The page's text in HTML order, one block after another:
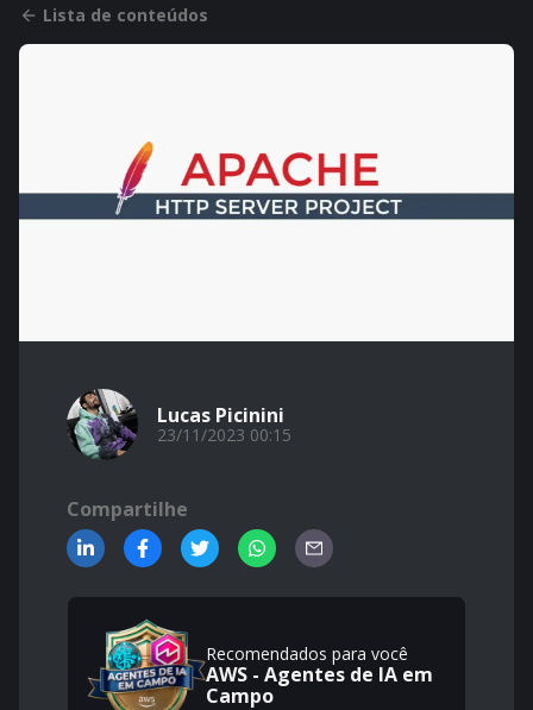
Lista de conteúdos
Lucas Picinini
23/11/2023 00:15
Compartilhe
Recomendados para você
AWS - Agentes de IA em
Campo